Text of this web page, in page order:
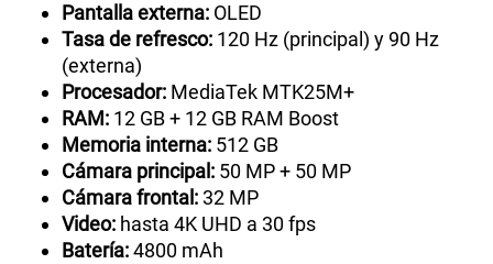
Pantalla externa: OLED
Tasa de refresco: 120 Hz (principal) y 90 Hz
(externa)
Procesador: MediaTek MTK25M+
RAM: 12 GB + 12 GB RAM Boost
Memoria interna: 512 GB
Cámara principal: 50 MP + 50 MP
Cámara frontal: 32 MP
Video: hasta 4K UHD a 30 fps
Batería:4800 mAh